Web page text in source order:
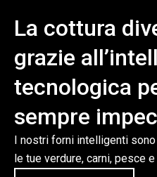
La cottura
grazie
tecnologica
sempre
I nostri forni intelligenti
le tue verdure, carni, pesce